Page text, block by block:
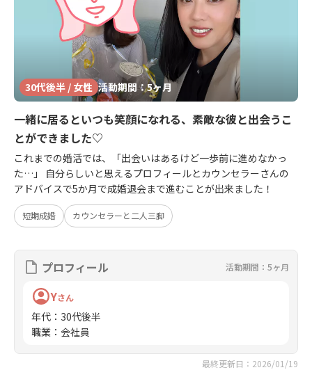
30代後半 / 女性 活動期間：5ヶ月
一緒に居るといつも笑顔になれる、素敵な彼と出会うこ
とができました♡
これまでの婚活では、「出会いはあるけど一歩前に進めなかっ
た…」 自分らしいと思えるプロフィールとカウンセラーさんの
アドバイスで5か月で成婚退会まで進むことが出来ました！
短期成婚 カウンセラーと二人三脚
プロフィール 活動期間：5ヶ月
Yさん
年代 ： 30代後半
職業 ： 会社員
最終更新日：2026/01/19